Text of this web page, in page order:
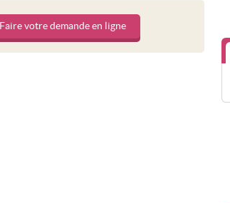
Faire votre demande en ligne